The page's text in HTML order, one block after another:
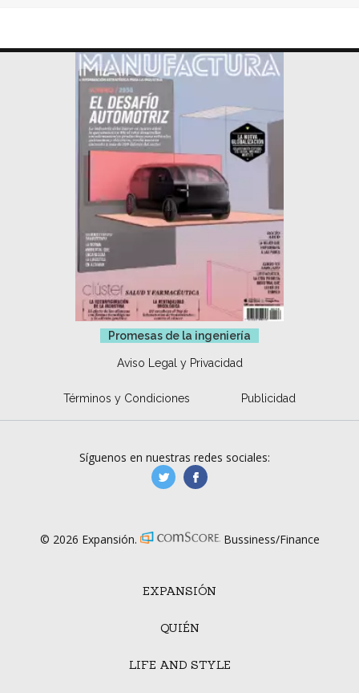
Promesas de la ingeniería
Aviso Legal y Privacidad
Términos y Condiciones Publicidad
EXPANSIÓN
QUIÉN
LIFE AND STYLE
Síguenos en nuestras redes sociales:
manufacturaGE
© 2026 Expansión. Bussiness/Finance